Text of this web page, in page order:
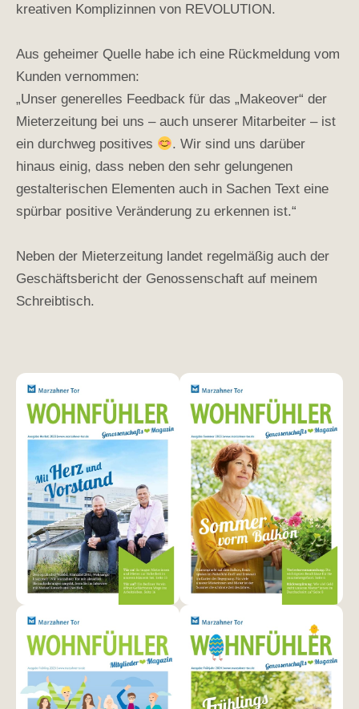
kreativen Komplizinnen von REVOLUTION.
Aus geheimer Quelle habe ich eine Rückmeldung vom
Kunden vernommen:
„Unser generelles Feedback für das „Makeover“ der
Mieterzeitung bei uns – auch unserer Mitarbeiter – ist
ein durchweg positives
. Wir sind uns darüber
hinaus einig, dass neben den sehr gelungenen
gestalterischen Elementen auch in Sachen Text eine
spürbar positive Veränderung zu erkennen ist.“
Neben der Mieterzeitung landet regelmäßig auch der
Geschäftsbericht der Genossenschaft auf meinem
Schreibtisch.